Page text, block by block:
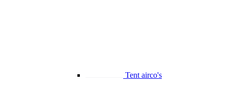
Tent airco's